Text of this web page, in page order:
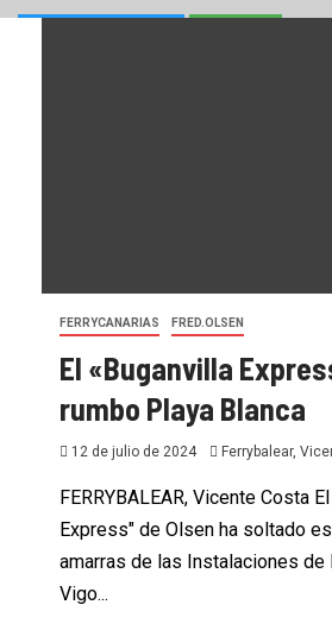
FERRYCANARIAS FRED.OLSEN
El «Buganvilla
rumbo Playa Blanca
12 de julio de 2024 Ferrybalear,
FERRYBALEAR, Vicente Costa
Express" de Olsen ha soltado
amarras de las Instalaciones de
Vigo...